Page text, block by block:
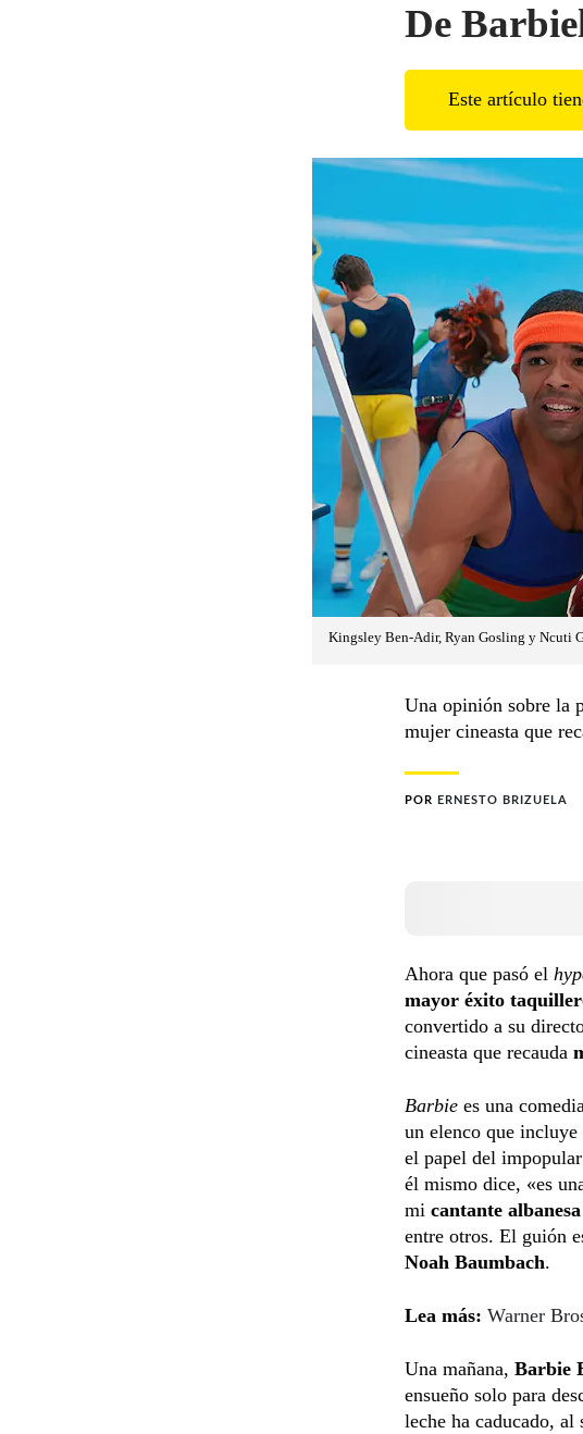
De
Este artículo
Kingsley Ben-Adir, Ryan Gosling y Ncuti
Una opinión sobre la
mujer cineasta que
POR ERNESTO BRIZUELA
Ahora que pasó el
mayor éxito
convertido a su
cineasta que recauda
Barbie es una
un elenco que incluye
el papel del
él mismo dice, «es
mi cantante albanesa
entre otros. El guión
Noah Baumbach.
Lea más: Warner
Una mañana, Barbie
ensueño solo para
leche ha caducado,